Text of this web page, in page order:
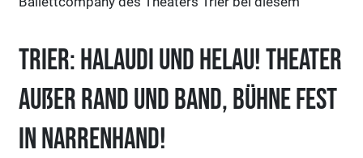
Trier: Halaudi und Helau! Theater
außer Rand und Band, Bühne fest
in Narrenhand!